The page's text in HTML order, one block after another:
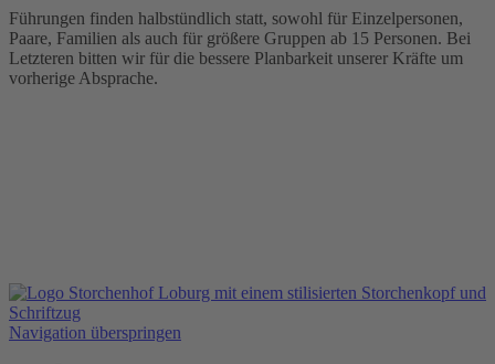
Führungen finden halbstündlich statt, sowohl für Einzelpersonen,
Paare, Familien als auch für größere Gruppen ab 15 Personen. Bei
Letzteren bitten wir für die bessere Planbarkeit unserer Kräfte um
vorherige Absprache.
Navigation überspringen